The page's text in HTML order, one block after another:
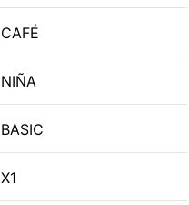
CAFÉ
NIÑA
BASIC
X1